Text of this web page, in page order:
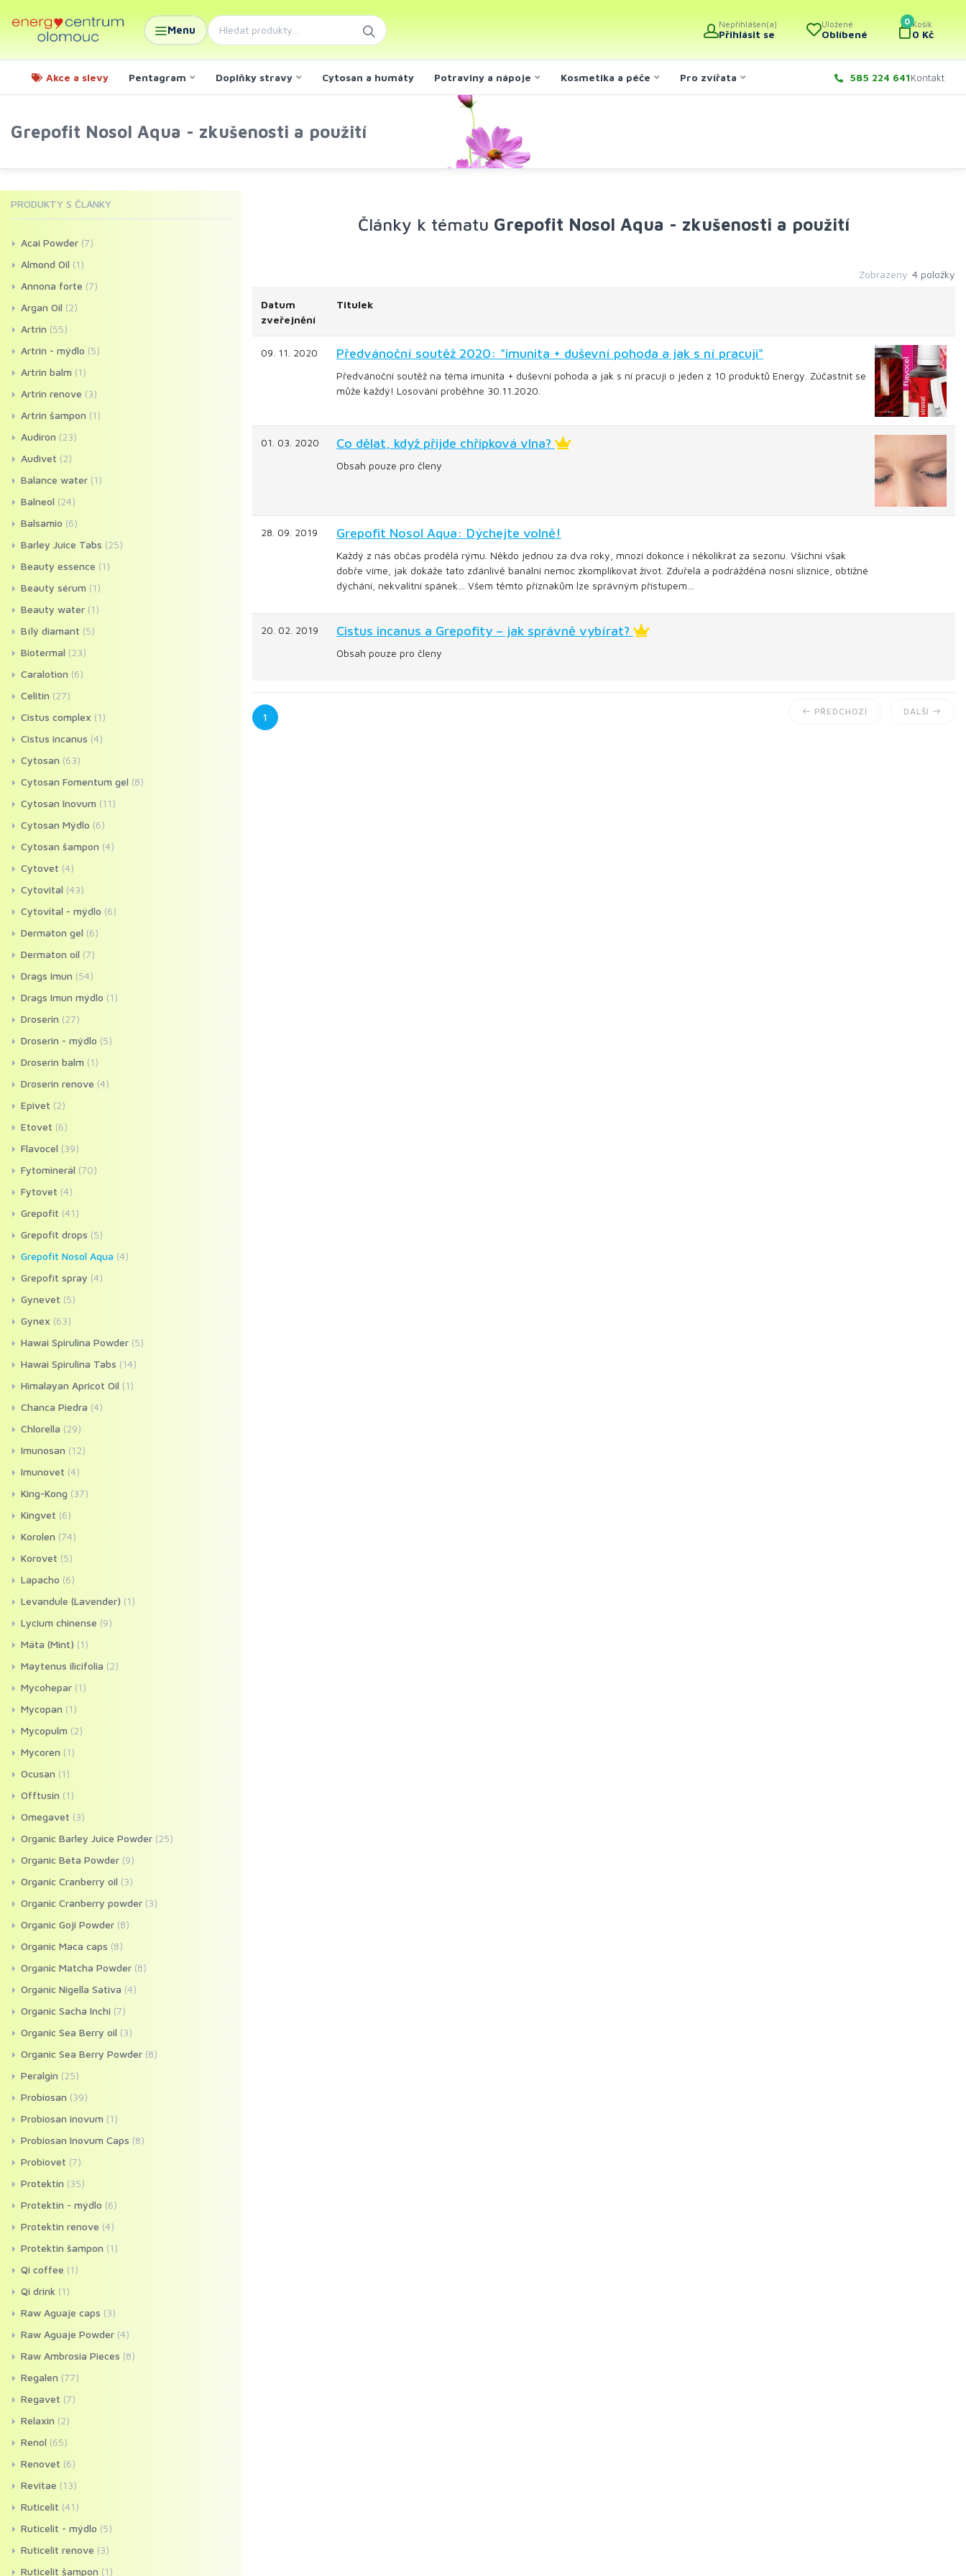
Menu Nepřihlášen(a)
Přihlásit se
Uložené
Oblíbené
0 Košík
0 Kč
Akce a slevy Pentagram Doplňky stravy Cytosan a humáty Potraviny a nápoje Kosmetika a péče Pro zvířata 585 224 641Kontakt
Grepofit Nosol Aqua - zkušenosti a použití
Články k tématu Grepofit Nosol Aqua - zkušenosti a použití
Zobrazeny 4 položky
Datum
zveřejnění
Titulek
09. 11. 2020 Předvánoční soutěž 2020: "imunita + duševní pohoda a jak s ní pracuji"
Předvánoční soutěž na téma imunita + duševní pohoda a jak s ní pracuji o jeden z 10 produktů Energy. Zúčastnit se
může každý! Losování proběhne 30.11.2020.
01. 03. 2020 Co dělat, když přijde chřipková vlna?
Obsah pouze pro členy
28. 09. 2019 Grepofit Nosol Aqua: Dýchejte volně!
Každý z nás občas prodělá rýmu. Někdo jednou za dva roky, mnozí dokonce i několikrát za sezonu. Všichni však
dobře víme, jak dokáže tato zdánlivě banální nemoc zkomplikovat život. Zduřelá a podrážděná nosní sliznice, obtížné
dýchání, nekvalitní spánek… Všem těmto příznakům lze správným přístupem…
20. 02. 2019 Cistus incanus a Grepofity – jak správně vybírat?
Obsah pouze pro členy
1 PŘEDCHOZÍ DALŠÍ
PRODUKTY S ČLÁNKY
Acai Powder (7)
Almond Oil (1)
Annona forte (7)
Argan Oil (2)
Artrin (55)
Artrin - mýdlo (5)
Artrin balm (1)
Artrin renove (3)
Artrin šampon (1)
Audiron (23)
Audivet (2)
Balance water (1)
Balneol (24)
Balsamio (6)
Barley Juice Tabs (25)
Beauty essence (1)
Beauty sérum (1)
Beauty water (1)
Bílý diamant (5)
Biotermal (23)
Caralotion (6)
Celitin (27)
Cistus complex (1)
Cistus incanus (4)
Cytosan (63)
Cytosan Fomentum gel (8)
Cytosan Inovum (11)
Cytosan Mýdlo (6)
Cytosan šampon (4)
Cytovet (4)
Cytovital (43)
Cytovital - mýdlo (6)
Dermaton gel (6)
Dermaton oil (7)
Drags Imun (54)
Drags Imun mýdlo (1)
Droserin (27)
Droserin - mýdlo (5)
Droserin balm (1)
Droserin renove (4)
Epivet (2)
Etovet (6)
Flavocel (39)
Fytominerál (70)
Fytovet (4)
Grepofit (41)
Grepofit drops (5)
Grepofit Nosol Aqua (4)
Grepofit spray (4)
Gynevet (5)
Gynex (63)
Hawai Spirulina Powder (5)
Hawai Spirulina Tabs (14)
Himalayan Apricot Oil (1)
Chanca Piedra (4)
Chlorella (29)
Imunosan (12)
Imunovet (4)
King-Kong (37)
Kingvet (6)
Korolen (74)
Korovet (5)
Lapacho (6)
Levandule (Lavender) (1)
Lycium chinense (9)
Máta (Mint) (1)
Maytenus ilicifolia (2)
Mycohepar (1)
Mycopan (1)
Mycopulm (2)
Mycoren (1)
Ocusan (1)
Offtusin (1)
Omegavet (3)
Organic Barley Juice Powder (25)
Organic Beta Powder (9)
Organic Cranberry oil (3)
Organic Cranberry powder (3)
Organic Goji Powder (8)
Organic Maca caps (8)
Organic Matcha Powder (8)
Organic Nigella Sativa (4)
Organic Sacha Inchi (7)
Organic Sea Berry oil (3)
Organic Sea Berry Powder (8)
Peralgin (25)
Probiosan (39)
Probiosan inovum (1)
Probiosan Inovum Caps (8)
Probiovet (7)
Protektin (35)
Protektin - mýdlo (6)
Protektin renove (4)
Protektin šampon (1)
Qi coffee (1)
Qi drink (1)
Raw Aguaje caps (3)
Raw Aguaje Powder (4)
Raw Ambrosia Pieces (8)
Regalen (77)
Regavet (7)
Relaxin (2)
Renol (65)
Renovet (6)
Revitae (13)
Ruticelit (41)
Ruticelit - mýdlo (5)
Ruticelit renove (3)
Ruticelit šampon (1)